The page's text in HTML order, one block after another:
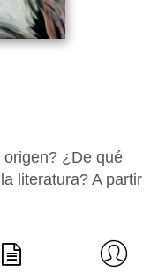
¿De qué
literatura? A partir